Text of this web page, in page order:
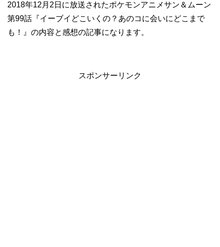
2018年12月2日に放送されたポケモンアニメサン＆ムーン
第99話『イーブイどこいくの？あのコに会いにどこまで
も！』の内容と感想の記事になります。
スポンサーリンク